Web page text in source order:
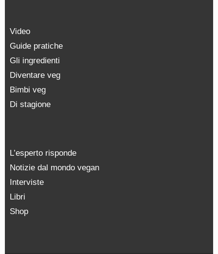
Video
Guide pratiche
Gli ingredienti
Diventare veg
Bimbi veg
Di stagione
L’esperto risponde
Notizie dal mondo vegan
Interviste
Libri
Shop